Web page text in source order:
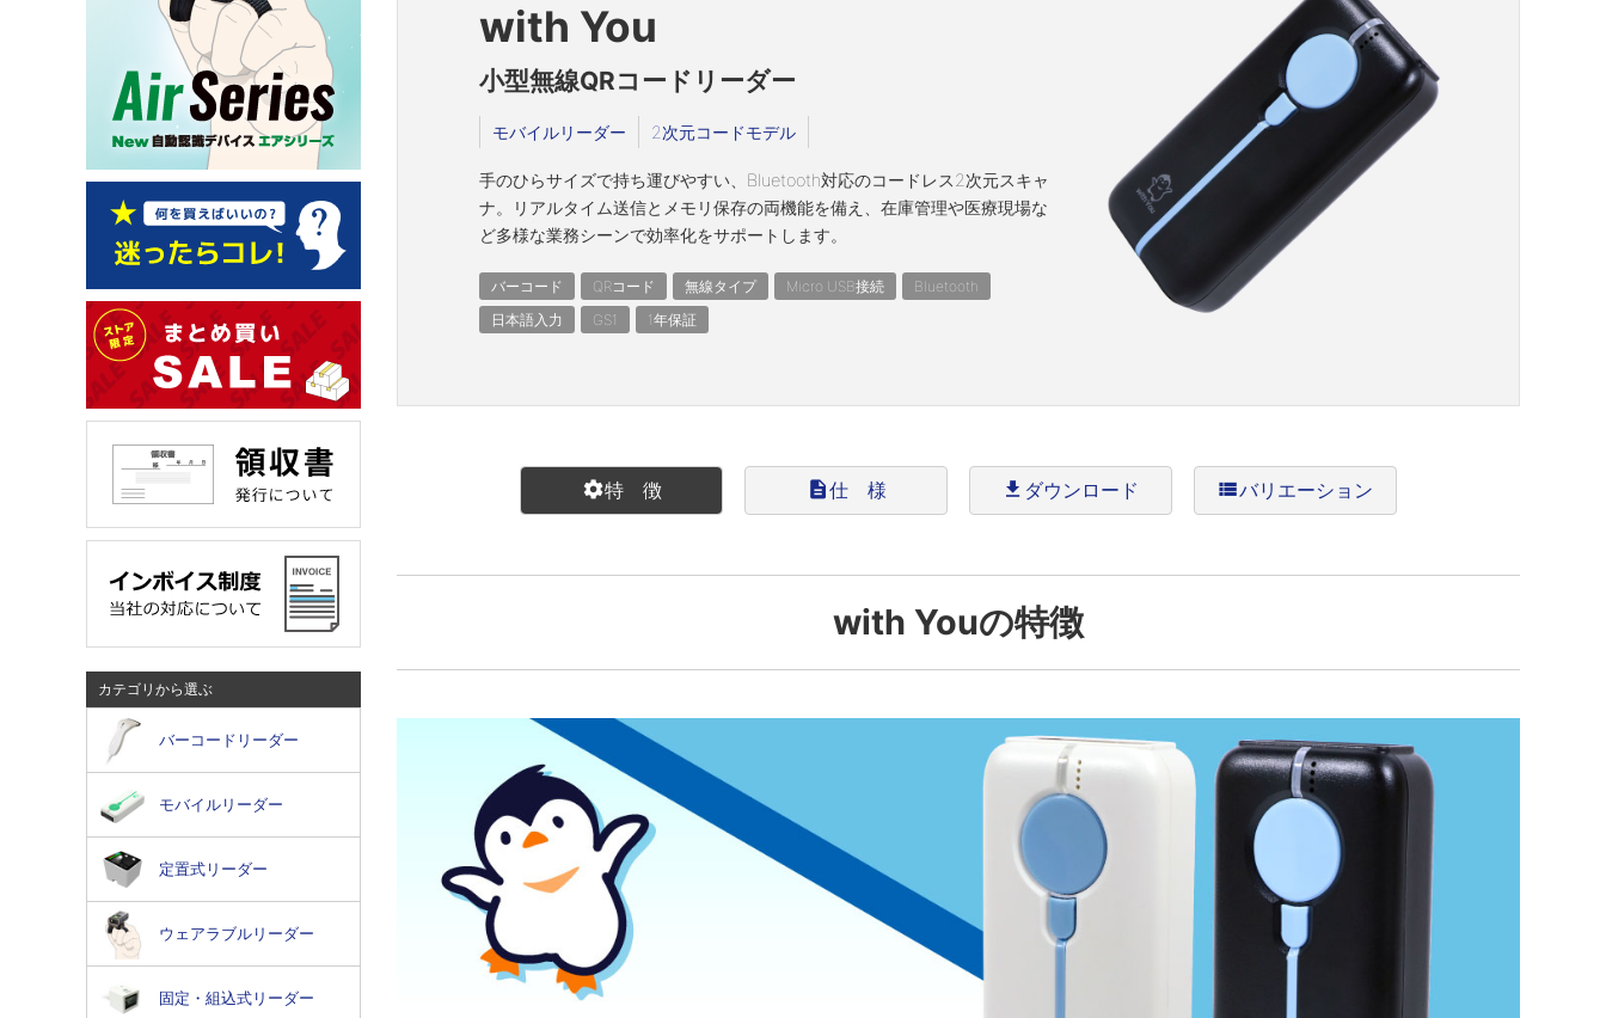
カテゴリから選ぶ
バーコードリーダー
モバイルリーダー
定置式リーダー
ウェアラブルリーダー
固定・組込式リーダー
with You
小型無線QRコードリーダー
モバイルリーダー 2次元コードモデル
手のひらサイズで持ち運びやすい、Bluetooth対応のコードレス2次元スキャ
ナ。リアルタイム送信とメモリ保存の両機能を備え、在庫管理や医療現場な
ど多様な業務シーンで効率化をサポートします。
バーコード QRコード 無線タイプ Micro USB接続
Bluetooth
日本語入力
GS1 1年保証
settings特 徴 description仕 様 file_download ダウンロード view_listバリエーション
with Youの特徴